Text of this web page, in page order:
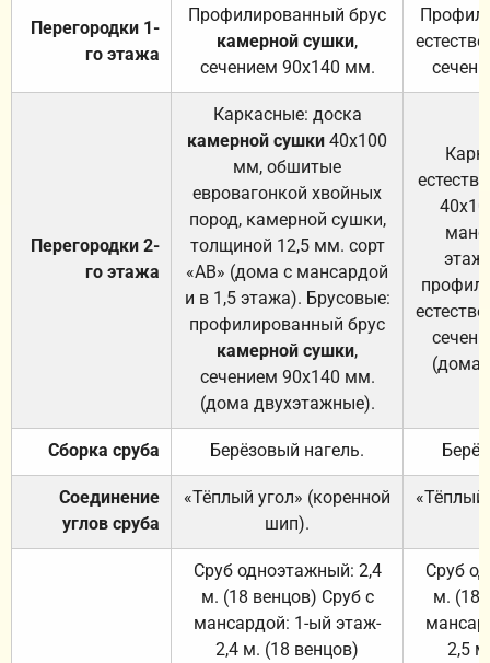
Перегородки 1-
го этажа
Профилированный брус
камерной сушки,
сечением 90х140 мм.
Перегородки 2-
го этажа
Каркасные: доска
камерной сушки 40х100
мм, обшитые
евровагонкой хвойных
пород, камерной сушки,
толщиной 12,5 мм. сорт
«АВ» (дома с мансардой
и в 1,5 этажа). Брусовые:
профилированный брус
камерной сушки,
сечением 90х140 мм.
(дома двухэтажные).
(дома
Сборка сруба Берёзовый нагель.
Соединение
углов сруба
«Тёплый угол» (коренной
шип).
«Тёплый
Сруб одноэтажный: 2,4
м. (18 венцов) Сруб с
мансардой: 1-ый этаж-
2,4 м. (18 венцов)
Сруб
м. (18
2,5